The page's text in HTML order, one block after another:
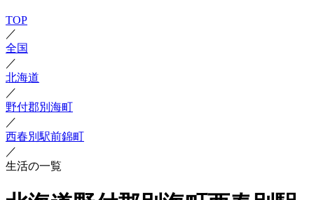
TOP
／
全国
／
北海道
／
野付郡別海町
／
西春別駅前錦町
／
生活の一覧